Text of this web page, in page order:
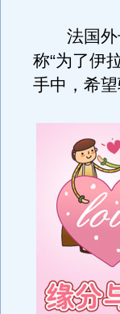
法国外长
称“为了伊
手中，希望